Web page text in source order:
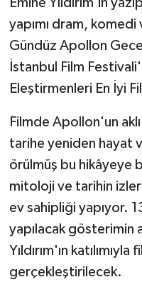
yapımı dram,
Gündüz Apollon
İstanbul Film
Eleştirmenleri En İyi
Filmde Apollon'un
tarihe yeniden hayat
örülmüş bu hikâyeye
mitoloji ve tarihin
ev sahipliği yapıyor.
yapılacak gösterimin
Yıldırım'ın
gerçekleştirilecek.